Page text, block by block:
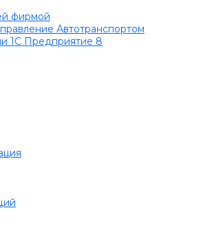
фирмой
Автотранспортом
1С Предприятие 8